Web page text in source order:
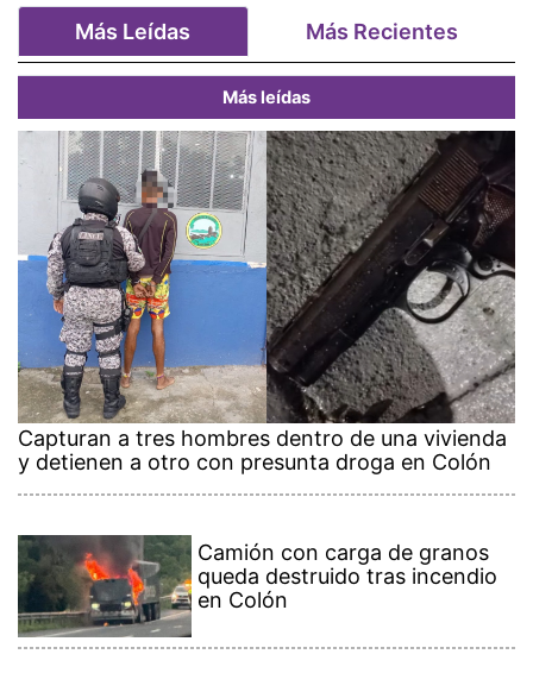
Más Leídas Más Recientes
Más leídas
Capturan a tres hombres dentro de una vivienda
y detienen a otro con presunta droga en Colón
Camión con carga de granos
queda destruido tras incendio
en Colón